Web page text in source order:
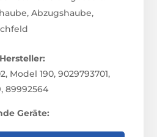
Abzugshaube,
Model 190, 9029793701,
89992564
Geräte: